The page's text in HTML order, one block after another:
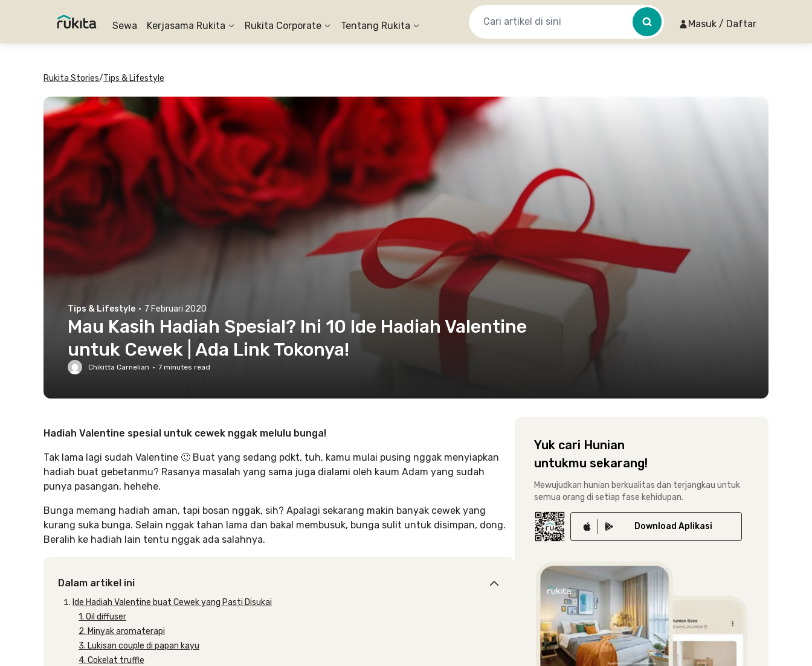
Sewa Kerjasama Rukita Rukita Corporate Tentang Rukita Masuk / Daftar
Rukita Stories/Tips & Lifestyle
Tips & Lifestyle · 7 Februari 2020
Mau Kasih Hadiah Spesial? Ini 10 Ide Hadiah Valentine
untuk Cewek | Ada Link Tokonya!
Chikitta Carnelian · 7 minutes read
Hadiah Valentine spesial untuk cewek nggak melulu bunga!
Tak lama lagi sudah Valentine 🙂 Buat yang sedang pdkt, tuh, kamu mulai pusing nggak menyiapkan
hadiah buat gebetanmu? Rasanya masalah yang sama juga dialami oleh kaum Adam yang sudah
punya pasangan, hehehe.
Bunga memang hadiah aman, tapi bosan nggak, sih? Apalagi sekarang makin banyak cewek yang
kurang suka bunga. Selain nggak tahan lama dan bakal membusuk, bunga sulit untuk disimpan, dong.
Beralih ke hadiah lain tentu nggak ada salahnya.
Dalam artikel ini
Ide Hadiah Valentine buat Cewek yang Pasti Disukai
1. Oil diffuser
2. Minyak aromaterapi
3. Lukisan couple di papan kayu
4. Cokelat truffle
Yuk cari Hunian
untukmu sekarang!
Mewujudkan hunian berkualitas dan terjangkau untuk
semua orang di setiap fase kehidupan.
Download Aplikasi